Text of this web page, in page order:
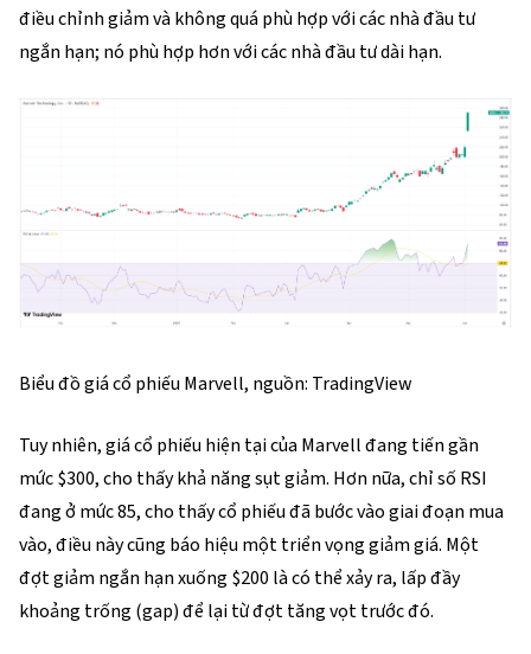
điều chỉnh giảm và không quá phù hợp với các nhà đầu tư
ngắn hạn; nó phù hợp hơn với các nhà đầu tư dài hạn.
Biểu đồ giá cổ phiếu Marvell, nguồn: TradingView
Tuy nhiên, giá cổ phiếu hiện tại của Marvell đang tiến gần
mức $300, cho thấy khả năng sụt giảm. Hơn nữa, chỉ số RSI
đang ở mức 85, cho thấy cổ phiếu đã bước vào giai đoạn mua
vào, điều này cũng báo hiệu một triển vọng giảm giá. Một
đợt giảm ngắn hạn xuống $200 là có thể xảy ra, lấp đầy
khoảng trống (gap) để lại từ đợt tăng vọt trước đó.